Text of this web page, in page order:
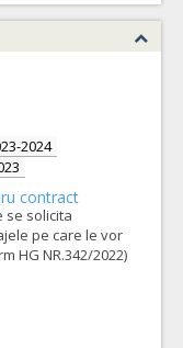
2024
contract
se solicita
pe care le vor
HG NR.342/2022)